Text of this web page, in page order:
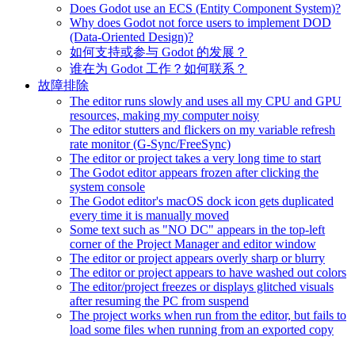
Does Godot use an ECS (Entity Component System)?
Why does Godot not force users to implement DOD
(Data-Oriented Design)?
如何支持或参与 Godot 的发展？
谁在为 Godot 工作？如何联系？
故障排除
The editor runs slowly and uses all my CPU and GPU
resources, making my computer noisy
The editor stutters and flickers on my variable refresh
rate monitor (G-Sync/FreeSync)
The editor or project takes a very long time to start
The Godot editor appears frozen after clicking the
system console
The Godot editor's macOS dock icon gets duplicated
every time it is manually moved
Some text such as "NO DC" appears in the top-left
corner of the Project Manager and editor window
The editor or project appears overly sharp or blurry
The editor or project appears to have washed out colors
The editor/project freezes or displays glitched visuals
after resuming the PC from suspend
The project works when run from the editor, but fails to
load some files when running from an exported copy